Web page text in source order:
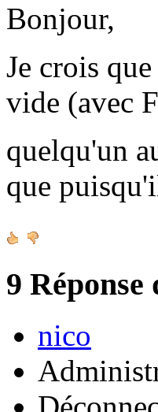
Bonjour,
Je crois
vide (avec
quelqu'un
que
9 Réponse
nico